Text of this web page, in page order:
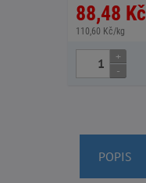
88,48 Kč
110,60 Kč/kg
+
-
POPIS